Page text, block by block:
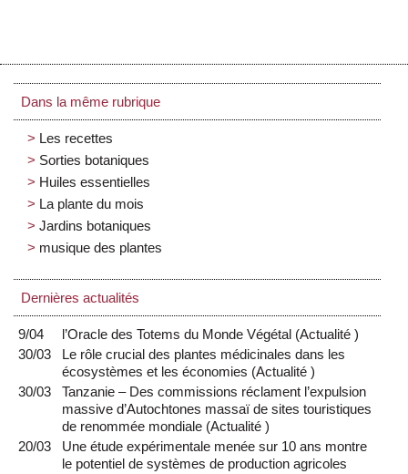
Dans la même rubrique
Les recettes
Sorties botaniques
Huiles essentielles
La plante du mois
Jardins botaniques
musique des plantes
Dernières actualités
9/04 l’Oracle des Totems du Monde Végétal (Actualité)
30/03
Le rôle crucial des plantes médicinales dans les
écosystèmes et les économies (Actualité)
30/03
Tanzanie – Des commissions réclament l’expulsion
massive d’Autochtones massaï de sites touristiques
de renommée mondiale (Actualité)
20/03
Une étude expérimentale menée sur 10 ans montre
le potentiel de systèmes de production agricoles